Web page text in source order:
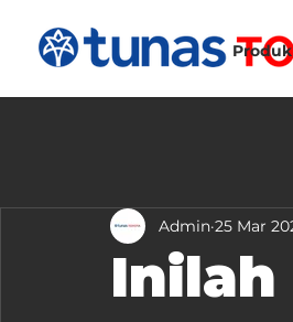
Produk
Inilah
Admin 25 Mar